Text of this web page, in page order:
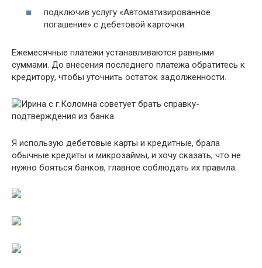
подключив услугу «Автоматизированное
погашение» с дебетовой карточки.
Ежемесячные платежи устанавливаются равными
суммами. До внесения последнего платежа обратитесь к
кредитору, чтобы уточнить остаток задолженности.
Я использую дебетовые карты и кредитные, брала
обычные кредиты и микрозаймы, и хочу сказать, что не
нужно бояться банков, главное соблюдать их правила.